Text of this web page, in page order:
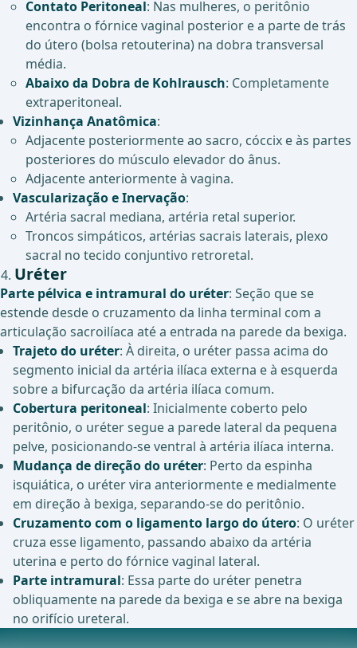
Contato Peritoneal: Nas mulheres, o peritônio
encontra o fórnice vaginal posterior e a parte de trás
do útero (bolsa retouterina) na dobra transversal
média.
Abaixo da Dobra de Kohlrausch: Completamente
extraperitoneal.
Vizinhança Anatômica:
Adjacente posteriormente ao sacro, cóccix e às partes
posteriores do músculo elevador do ânus.
Adjacente anteriormente à vagina.
Vascularização e Inervação:
Artéria sacral mediana, artéria retal superior.
Troncos simpáticos, artérias sacrais laterais, plexo
sacral no tecido conjuntivo retroretal.
Uréter
Parte pélvica e intramural do uréter: Seção que se
estende desde o cruzamento da linha terminal com a
articulação sacroilíaca até a entrada na parede da bexiga.
Trajeto do uréter: À direita, o uréter passa acima do
segmento inicial da artéria ilíaca externa e à esquerda
sobre a bifurcação da artéria ilíaca comum.
Cobertura peritoneal: Inicialmente coberto pelo
peritônio, o uréter segue a parede lateral da pequena
pelve, posicionando-se ventral à artéria ilíaca interna.
Mudança de direção do uréter: Perto da espinha
isquiática, o uréter vira anteriormente e medialmente
em direção à bexiga, separando-se do peritônio.
Cruzamento com o ligamento largo do útero: O uréter
cruza esse ligamento, passando abaixo da artéria
uterina e perto do fórnice vaginal lateral.
Parte intramural: Essa parte do uréter penetra
obliquamente na parede da bexiga e se abre na bexiga
no orifício ureteral.
Bexiga urinária